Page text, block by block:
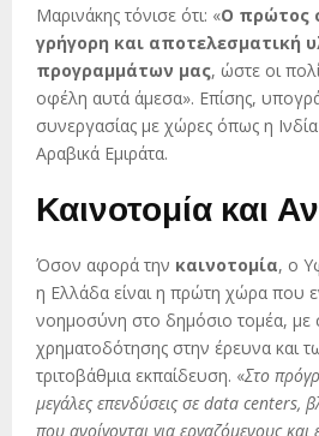
Μαρινάκης τόνισε ότι: «Ο πρώτος
γρήγορη και αποτελεσματική
προγραμμάτων μας, ώστε οι
οφέλη αυτά άμεσα». Επίσης,
συνεργασίας με χώρες όπως η
Αραβικά Εμιράτα.
Καινοτομία και
Όσον αφορά την καινοτομία, ο
η Ελλάδα είναι η πρώτη χώρα που
νοημοσύνη στο δημόσιο τομέα, με
χρηματοδότησης στην έρευνα και
τριτοβάθμια εκπαίδευση. «Στο
μεγάλες επενδύσεις σε data centers,
που ανοίγονται για εργαζόμενους και